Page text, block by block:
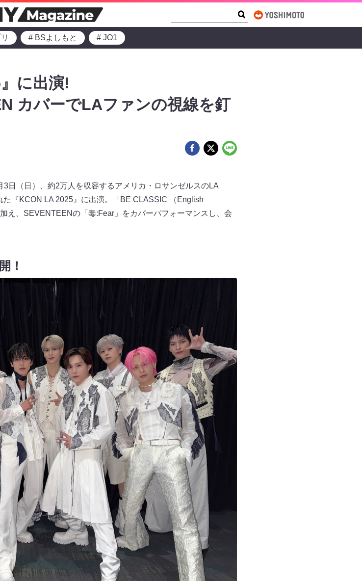
# BSよしもと # JO1
に出演!
カバーでLAファンの視線を釘
日（日）、約2万人を収容するアメリカ・ロサンゼルスのLA
『KCON LA 2025』に出演。「BE CLASSIC （English
え、SEVENTEENの「毒:Fear」をカバーパフォーマンスし、会
！